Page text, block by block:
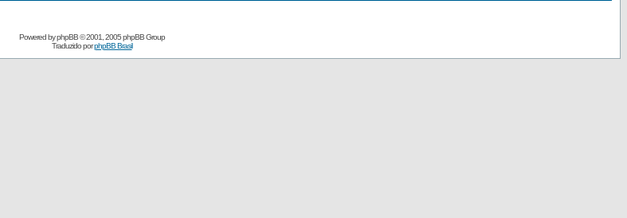
Powered byphpBB© 2001, 2005 phpBB Group
Traduzido porphpBB Brasil